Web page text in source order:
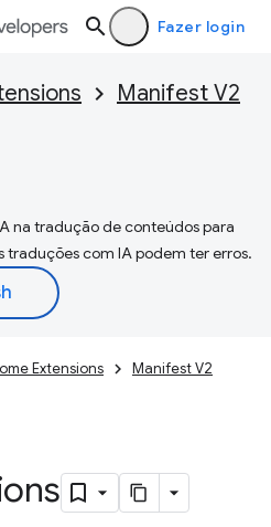
Fazer login
Manifest V2
na tradução de conteúdos para
traduções com IA podem ter erros.
Extensions
Manifest V2